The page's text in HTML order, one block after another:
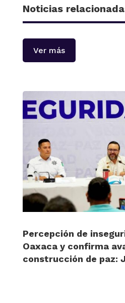
Noticias
Ver más
Percepción de
Oaxaca y confirma
construcción de paz: